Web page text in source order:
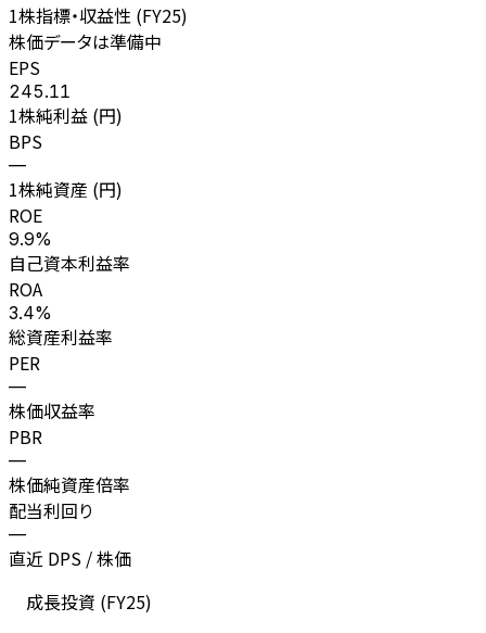
1株指標・収益性 (FY25)
株価データは準備中
EPS
245.11
1株純利益 (円)
BPS
—
1株純資産 (円)
ROE
9.9%
自己資本利益率
ROA
3.4%
総資産利益率
PER
—
株価収益率
PBR
—
株価純資産倍率
配当利回り
—
直近 DPS / 株価
成長投資 (FY25)